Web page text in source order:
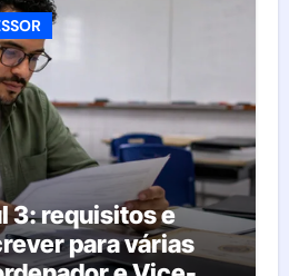
3: requisitos e
para várias